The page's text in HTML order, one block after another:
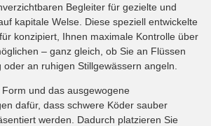
Begleiter für gezielte und
kapitale Welse. Diese speziell entwickelte
konzipiert, Ihnen maximale Kontrolle über
– ganz gleich, ob Sie an Flüssen
an ruhigen Stillgewässern angeln.
und das ausgewogene
dafür, dass schwere Köder sauber
werden. Dadurch platzieren Sie